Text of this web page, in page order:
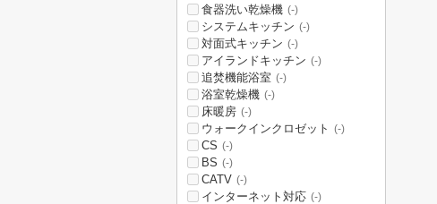
食器洗い乾燥機 (-)
システムキッチン (-)
対面式キッチン (-)
アイランドキッチン (-)
追焚機能浴室 (-)
浴室乾燥機 (-)
床暖房 (-)
ウォークインクロゼット (-)
CS (-)
BS (-)
CATV (-)
インターネット対応 (-)